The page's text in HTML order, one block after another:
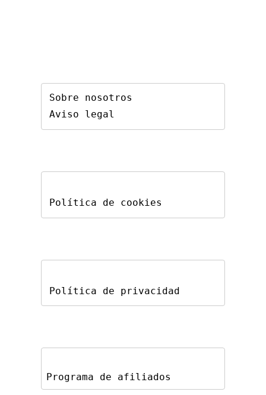
Sobre nosotros
Aviso legal
Política de cookies
Política de privacidad
Programa de afiliados